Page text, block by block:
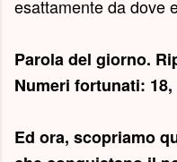
esattamente da dove
Parola del giorno.
Numeri fortunati: 18,
Ed ora, scopriamo